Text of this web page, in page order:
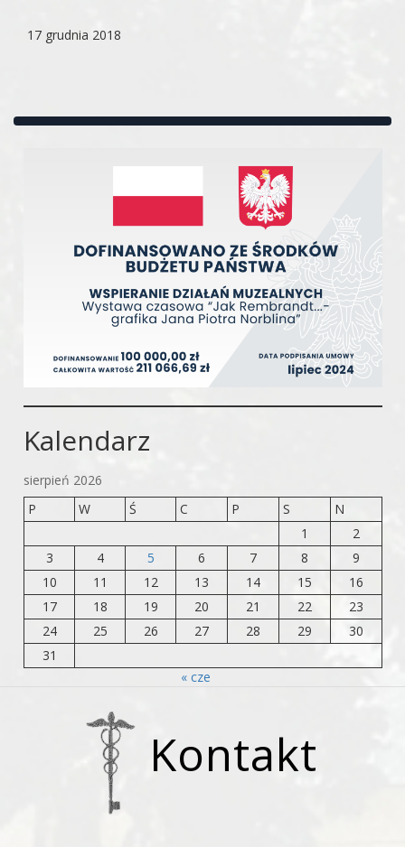
17 grudnia 2018
Kalendarz
sierpień 2026
P
W Ś C P S
N
1
2
3
4 5 6 7 8
9
10
11 12 13 14 15
16
17
18 19 20 21 22
23
24
25 26 27 28 29
30
31
« cze
Kontakt